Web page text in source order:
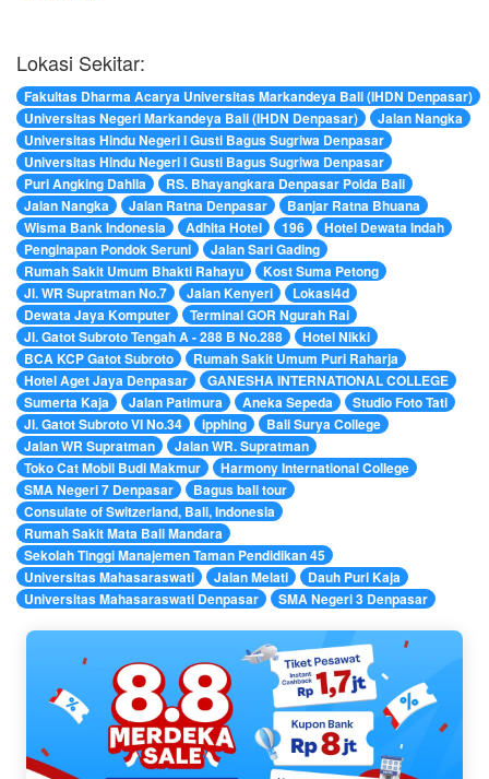
Lokasi Sekitar:
Fakultas Dharma Acarya Universitas Markandeya Bali (IHDN Denpasar)
Universitas Negeri Markandeya Bali (IHDN Denpasar)
Jalan Nangka
Universitas Hindu Negeri I Gusti Bagus Sugriwa Denpasar
Universitas Hindu Negeri I Gusti Bagus Sugriwa Denpasar
Puri Angking Dahlia
RS. Bhayangkara Denpasar Polda Bali
Jalan Nangka
Jalan Ratna Denpasar
Banjar Ratna Bhuana
Wisma Bank Indonesia
Adhita Hotel 196
Hotel Dewata Indah
Penginapan Pondok Seruni
Jalan Sari Gading
Rumah Sakit Umum Bhakti Rahayu
Kost Suma Petong
Jl. WR Supratman No.7
Jalan Kenyeri
Lokasi4d
Dewata Jaya Komputer
Terminal GOR Ngurah Rai
Jl. Gatot Subroto Tengah A - 288 B No.288
Hotel Nikki
BCA KCP Gatot Subroto
Rumah Sakit Umum Puri Raharja
Hotel Aget Jaya Denpasar
GANESHA INTERNATIONAL COLLEGE
Sumerta Kaja
Jalan Patimura Aneka Sepeda
Studio Foto Tati
Jl. Gatot Subroto VI No.34
ipphing
Bali Surya College
Jalan WR Supratman
Jalan WR. Supratman
Toko Cat Mobil Budi Makmur
Harmony International College
SMA Negeri 7 Denpasar
Bagus bali tour
Consulate of Switzerland, Bali, Indonesia
Rumah Sakit Mata Bali Mandara
Sekolah Tinggi Manajemen Taman Pendidikan 45
Universitas Mahasaraswati
Jalan Melati
Dauh Puri Kaja
Universitas Mahasaraswati Denpasar
SMA Negeri 3 Denpasar